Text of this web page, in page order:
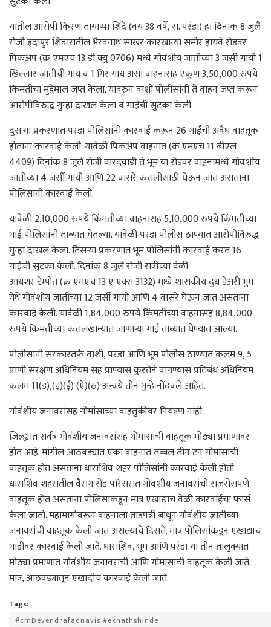
यातील आरोपी किरण तायाप्पा शिंदे (वय 38 वर्षे, रा. परंडा) हा दिनांक 8 जुलै
रोजी इंदापुर शिवारातील भैरवनाथ साखर कारखान्या समोर हायवे रोडवर
पिकअप (क्र एमएच 13 डी क्यु 0706) मध्ये गोवंशीय जातीच्या 3 जर्सी गायी 1
खिल्लार जातीची गाय व 1 गिर गाय असा वाहनासह एकूण 3,50,000 रुपये
किंमतीचा मुद्देमाल जप्त केला. यावरुन वाशी पोलीसांनी ते वाहन जप्त करून
आरोपीविरुद्ध गुन्हा दाखल केला व गाईंची सुटका केली.
दुसऱ्या प्रकरणात परंडा पोलिसांनी कारवाई करून 26 गाईंची अवैध वाहतूक
होताना कारवाई केली. यावेळी पिकअप वाहनात (क्र एमएच 11 बीएल
4409) दिनांक 8 जुलै रोजी वारदवाडी ते भूम या रोडवर वाहनामध्ये गोवंशीय
जातीच्या 4 जर्सी गायी आणि 22 वासरे कत्तलीसाठी घेऊन जात असताना
पोलिसांनी कारवाई केली.
यावेळी 2,10,000 रुपये किंमतीच्या वाहनासह 5,10,000 रुपये किंमतीच्या
गाई पोलिसांनी ताब्यात घेतल्या. यावेळी परंडा पोलीस ठाण्यात आरोपीविरुद्ध
गुन्हा दाखल केला. तिसऱ्या प्रकरणात भूम पोलिसांनी कारवाई करत 16
गाईंची सुटका केली. दिनांक 8 जुलै रोजी रात्रीच्या वेळी
आयशर टेम्पोत (क्र एमएच 13 ए एक्स 3132) मध्ये शासकीय दुध डेअरी भुम
येथे गोवंशीय जातीच्या 12 जर्सी गायी आणि 4 वासरे घेऊन जात असताना
कारवाई केली. यावेळी 1,84,000 रुपये किंमतीच्या वाहनासह 8,84,000
रुपये किंमतीच्या कत्तलखान्यात जाणाऱ्या गाई ताब्यात घेण्यात आल्या.
पोलीसांनी सरकारतर्फे वाशी, परंडा आणि भूम पोलीस ठाण्यात कलम 9, 5
प्राणी संरक्षण अधिनियम सह प्राण्यास क्रुरतेने वागण्यास प्रतिबंध अधिनियम
कलम 11(ड),(इ)(ई) (ऐ)(ठ) अन्वये तीन गुन्हे नोंदवले आहेत.
गोवंशीय जनावरांसह गोमांसाच्या वाहतुकीवर नियंत्रण नाही
जिल्ह्यात सर्वत्र गोवंशीय जनावरांसह गोमांसाची वाहतूक मोठ्या प्रमाणावर
होत आहे. मागील आठवड्यात एका वाहनात तब्बल तीन टन गोमांसाची
वाहतूक होत असताना धाराशिव शहर पोलिसांनी कारवाई केली होती.
धाराशिव शहरातील वैराग रोड परिसरात गोवंशीय जनावरांची राजरोसपणे
वाहतूक होत असताना पोलिसांकडून मात्र एखाद्याच वेळी कारवाईचा फार्स
केला जातो. महामार्गावरून वाहनाला ताडपत्री बांधून गोवंशीय जातीच्या
जनावरांची वाहतूक केली जात असल्याचे दिसते. मात्र पोलिसांकडून एखाद्याच
गाडीवर कारवाई केली जाते. धाराशिव, भूम आणि परंडा या तीन तालुक्यात
मोठ्या प्रमाणात गोवंशीय जनावरांची आणि गोमांसाची वाहतूक केली जाते.
मात्र, आठवड्यातून एखादीच कारवाई केली जाते.
Tags:
#cmDevendrafadnavis #eknathshinde